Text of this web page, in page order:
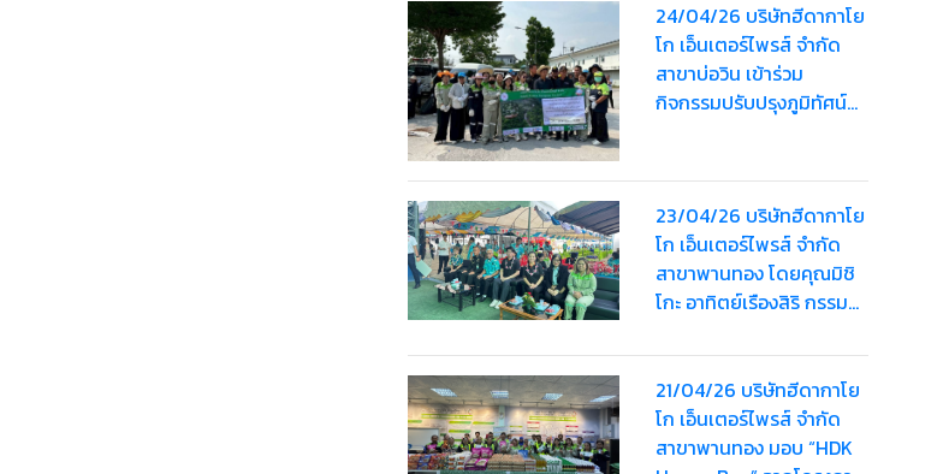
24/04/26 บริษัทฮีดากาโย
โก เอ็นเตอร์ไพรส์ จำกัด
สาขาบ่อวิน เข้าร่วม
กิจกรรมปรับปรุงภูมิทัศน์
ร่วมกับ อบต.บ่อวิน
23/04/26 บริษัทฮีดากาโย
โก เอ็นเตอร์ไพรส์ จำกัด
สาขาพานทอง โดยคุณมิชิ
โกะ อาทิตย์เรืองสิริ กรรม
"โครงการพัฒนาศักยภาพ
ผู้สูงอายุและการเตรียม
ความพร้อมเข้าสู่สังคมผู้สูง
อายุ ประจำปี 2569"
21/04/26 บริษัทฮีดากาโย
โก เอ็นเตอร์ไพรส์ จำกัด
สาขาพานทอง มอบ “HDK